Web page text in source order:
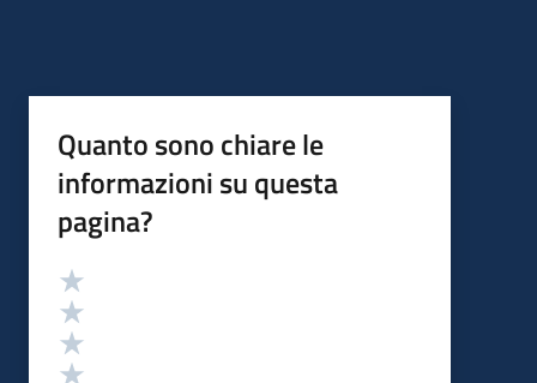
Quanto sono chiare le
informazioni su questa
pagina?
Valutazione